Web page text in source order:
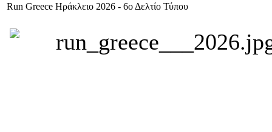
Run Greece Ηράκλειο 2026 - 6ο Δελτίο Τύπου